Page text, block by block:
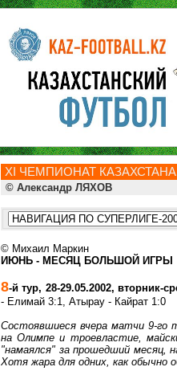
ХI ЧЕМПИОНАТ
© Александр ЛЯХОВ
© Михаил Маркин
ИЮНЬ - МЕСЯЦ БОЛЬШОЙ ИГРЫ
8-й тур, 28-29.05.2002, вторник-
- Елимай 3:1, Атырау - Кайрат 1:0
Состоявшиеся вчера матчи 9-го
на Олимпе и троевластие,
"намаялся" за прошедший месяц,
Хотя жара для одних, как обычно